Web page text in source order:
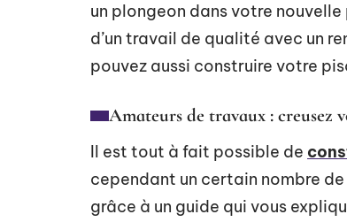
un plongeon dans votre
d’un travail de qualité avec un
pouvez aussi construire votre
Amateurs de travaux : creusez
Il est tout à fait possible de
cependant un certain nombre
grâce à un guide qui vous